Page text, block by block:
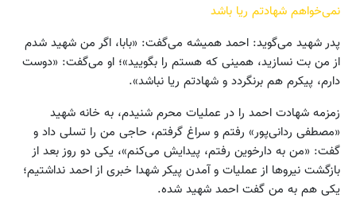
نمی‌خواهم شهادتم ریا باشد
پدر شهید می‌گوید: احمد همیشه می‌گفت: «بابا، اگر من شهید شدم
از من بت نسازید، همینی که هستم را بگویید»؛ او می‌گفت: «دوست
دارم، پیکرم هم برنگردد و شهادتم ریا نباشد».
زمزمه شهادت احمد را در عملیات محرم شنیدم، به خانه شهید
«‌مصطفی ردانی‌پور» رفتم و سراغ گرفتم، حاجی من را تسلی داد و
گفت: «من به دارخوین رفتم، پیدایش می‌کنم»، یکی دو روز بعد از
بازگشت نیروها از عملیات و آمدن پیکر شهدا خبری از احمد نداشتیم؛
یکی هم به من گفت احمد شهید شده.